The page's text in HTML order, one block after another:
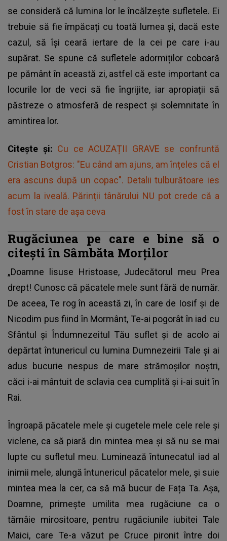
se consideră că lumina lor le încălzește sufletele. Ei
trebuie să fie împăcați cu toată lumea și, dacă este
cazul, să își ceară iertare de la cei pe care i-au
supărat. Se spune că sufletele adormiților coboară
pe pământ în această zi, astfel că este important ca
locurile lor de veci să fie îngrijite, iar apropiații să
păstreze o atmosferă de respect și solemnitate în
amintirea lor.
Citește și: Cu ce ACUZAȚII GRAVE se confruntă
Cristian Botgros: "Eu când am ajuns, am înțeles că el
era ascuns după un copac". Detalii tulburătoare ies
acum la iveală. Părinții tânărului NU pot crede că a
fost în stare de așa ceva
Rugăciunea pe care e bine să o
citești în Sâmbăta Morților
„Doamne lisuse Hristoase, Judecătorul meu Prea
drept! Cunosc că păcatele mele sunt fără de număr.
De aceea, Te rog în această zi, în care de Iosif și de
Nicodim pus fiind în Mormânt, Te-ai pogorât în iad cu
Sfântul și Îndumnezeitul Tău suflet și de acolo ai
depărtat întunericul cu lumina Dumnezeirii Tale și ai
adus bucurie nespus de mare strămoșilor noștri,
căci i-ai mântuit de sclavia cea cumplită și i-ai suit în
Rai.
Îngroapă păcatele mele și cugetele mele cele rele și
viclene, ca să piară din mintea mea și să nu se mai
lupte cu sufletul meu. Luminează întunecatul iad al
inimii mele, alungă întunericul păcatelor mele, și suie
mintea mea la cer, ca să mă bucur de Fața Ta. Așa,
Doamne, primește umilita mea rugăciune ca o
tămâie mirositoare, pentru rugăciunile iubitei Tale
Maici, care Te-a văzut pe Cruce pironit între doi